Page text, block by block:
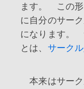
ます。 この形
に自分のサー
になります。
とは、 サーク
本来はサーク